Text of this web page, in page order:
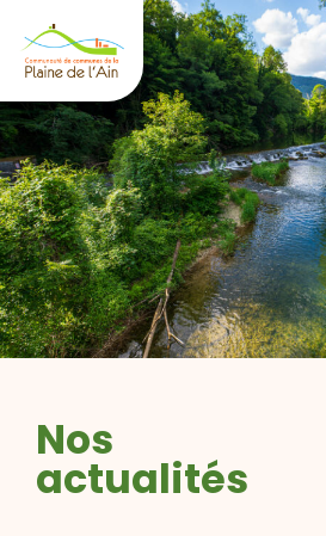
Nos
actualités